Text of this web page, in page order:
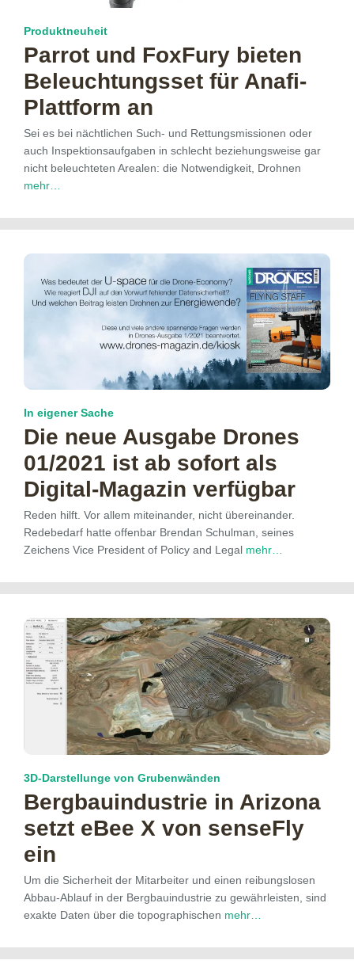
Produktneuheit
Parrot und FoxFury bieten
Beleuchtungsset für Anafi-
Plattform an
Sei es bei nächtlichen Such- und Rettungsmissionen oder
auch Inspektionsaufgaben in schlecht beziehungsweise gar
nicht beleuchteten Arealen: die Notwendigkeit, Drohnen
mehr…
In eigener Sache
Die neue Ausgabe Drones
01/2021 ist ab sofort als
Digital-Magazin verfügbar
Reden hilft. Vor allem miteinander, nicht übereinander.
Redebedarf hatte offenbar Brendan Schulman, seines
Zeichens Vice President of Policy and Legal mehr…
3D-Darstellunge von Grubenwänden
Bergbauindustrie in Arizona
setzt eBee X von senseFly
ein
Um die Sicherheit der Mitarbeiter und einen reibungslosen
Abbau-Ablauf in der Bergbauindustrie zu gewährleisten, sind
exakte Daten über die topographischen mehr…